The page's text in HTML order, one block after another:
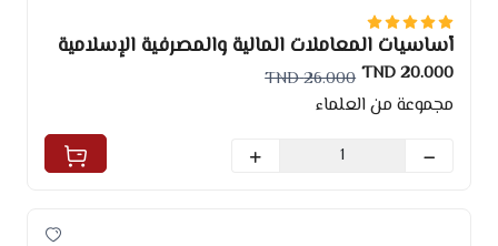
أساسيات المعاملات المالية والمصرفية الإسلامية
20.000 TND
26.000 TND
مجموعة من العلماء